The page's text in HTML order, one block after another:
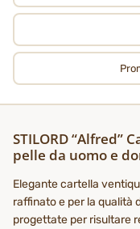
STILORD “Alfred”
pelle da uomo e
Elegante cartella
raffinato e per la qualità
progettate per risultare